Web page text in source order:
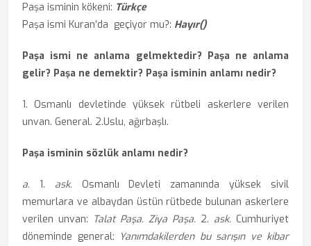
Paşa isminin kökeni: Türkçe
Paşa ismi Kuran’da geçiyor mu?: Hayır()
Paşa ismi ne anlama gelmektedir? Paşa ne anlama
gelir? Paşa ne demektir? Paşa isminin anlamı nedir?
1. Osmanlı devletinde yüksek rütbeli askerlere verilen
unvan. General. 2.Uslu, ağırbaşlı.
Paşa isminin sözlük anlamı nedir?
a. 1. ask. Osmanlı Devleti zamanında yüksek sivil
memurlara ve albaydan üstün rütbede bulunan askerlere
verilen unvan: Talat Paşa. Ziya Paşa. 2. ask. Cumhuriyet
döneminde general: Yanımdakilerden bu sarışın ve kibar